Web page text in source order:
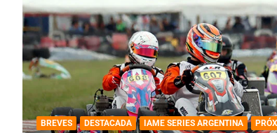
DESTACADA IAME SERIES ARGENTINA